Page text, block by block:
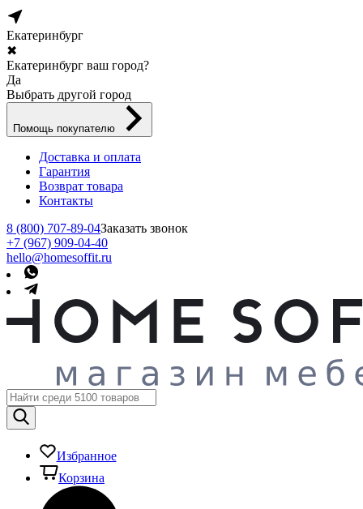
Екатеринбург
✖
Екатеринбург ваш город?
Да
Выбрать другой город
Помощь покупателю
Доставка и оплата
Гарантия
Возврат товара
Контакты
8 (800) 707-89-04Заказать звонок
+7 (967) 909-04-40
hello@homesoffit.ru
Избранное
Корзина